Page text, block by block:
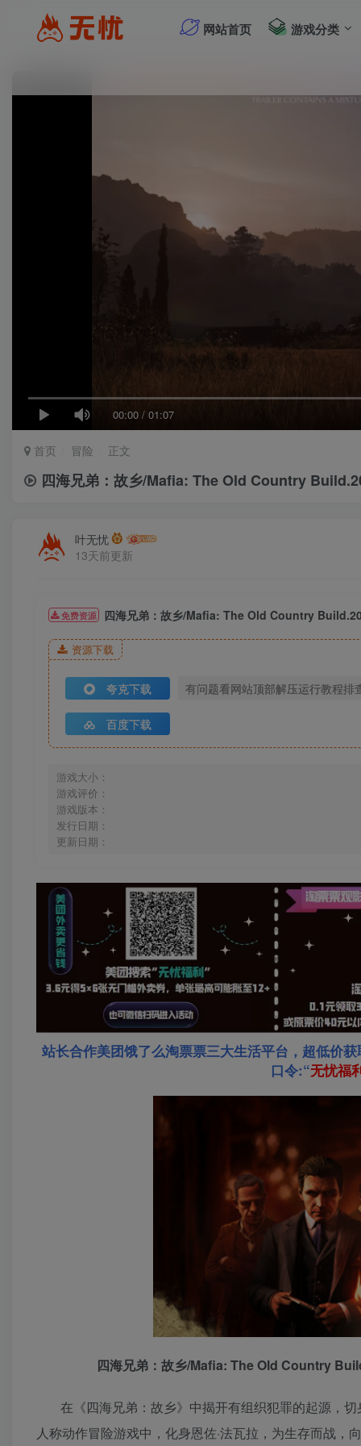
网站首页 游戏分类
00:00 / 01:07
首页 冒险 正文
四海兄弟：故乡/Mafia: The Old Country
叶无忧
13天前更新
免费资源 四海兄弟：故乡/Mafia: The Old Country
资源下载
夸克下载 有问题看网站顶部解压运行教程排
百度下载
游戏大小：
游戏评价：
游戏版本：
发行日期：
更新日期：
站长合作美团饿了么淘票票三大生活平台，超低价
口令:“无忧福
四海兄弟：故乡/Mafia: The Old Country
在《四海兄弟：故乡》中揭开有组织犯罪的起源，
人称动作冒险游戏中，化身恩佐·法瓦拉，为生存而战，